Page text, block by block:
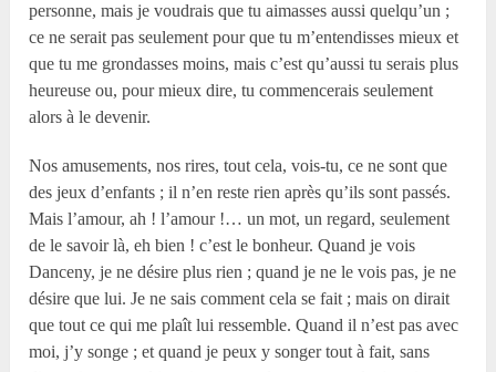
personne, mais je voudrais que tu aimasses aussi quelqu’un ;
ce ne serait pas seulement pour que tu m’entendisses mieux et
que tu me grondasses moins, mais c’est qu’aussi tu serais plus
heureuse ou, pour mieux dire, tu commencerais seulement
alors à le devenir.
Nos amusements, nos rires, tout cela, vois-tu, ce ne sont que
des jeux d’enfants ; il n’en reste rien après qu’ils sont passés.
Mais l’amour, ah ! l’amour !… un mot, un regard, seulement
de le savoir là, eh bien ! c’est le bonheur. Quand je vois
Danceny, je ne désire plus rien ; quand je ne le vois pas, je ne
désire que lui. Je ne sais comment cela se fait ; mais on dirait
que tout ce qui me plaît lui ressemble. Quand il n’est pas avec
moi, j’y songe ; et quand je peux y songer tout à fait, sans